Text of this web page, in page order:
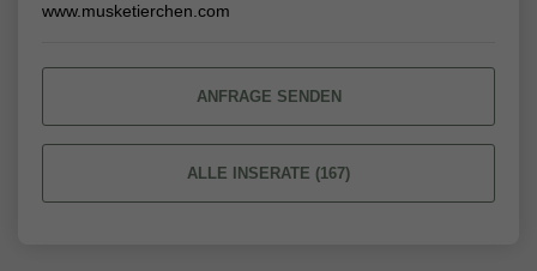
www.musketierchen.com
ANFRAGE SENDEN
ALLE INSERATE (167)